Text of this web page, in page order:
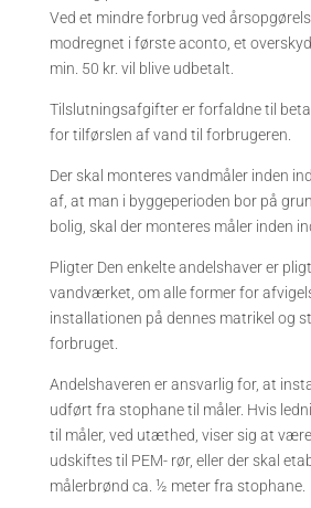
Ved et mindre forbrug ved
modregnet i første aconto, et
min. 50 kr. vil blive udbetalt.
Tilslutningsafgifter er forfaldne til
for tilførslen af vand til forbrugeren.
Der skal monteres vandmåler inden
af, at man i byggeperioden bor på
bolig, skal der monteres måler inden
Pligter Den enkelte andelshaver er
vandværket, om alle former for
installationen på dennes matrikel og
forbruget.
Andelshaveren er ansvarlig for, at
udført fra stophane til måler. Hvis
til måler, ved utæthed, viser sig at
udskiftes til PEM- rør, eller der skal
målerbrønd ca. ½ meter fra stophane.